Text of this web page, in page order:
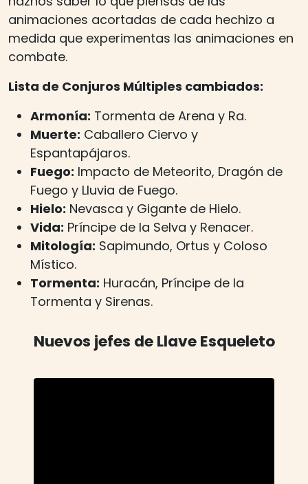
animaciones acortadas de cada hechizo a
medida que experimentas las animaciones en
combate.
Lista de Conjuros Múltiples cambiados:
Armonía: Tormenta de Arena y Ra.
Muerte: Caballero Ciervo y
Espantapájaros.
Fuego: Impacto de Meteorito, Dragón de
Fuego y Lluvia de Fuego.
Hielo: Nevasca y Gigante de Hielo.
Vida: Príncipe de la Selva y Renacer.
Mitología: Sapimundo, Ortus y Coloso
Místico.
Tormenta: Huracán, Príncipe de la
Tormenta y Sirenas.
Nuevos jefes de Llave Esqueleto